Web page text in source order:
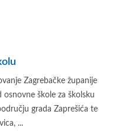
Zagrebačke županije
škole za školsku
grada Zaprešića te
...